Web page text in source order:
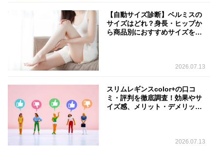
【自動サイズ診断】ベルミスの
サイズはどれ？身長・ヒップか
ら商品別におすすめサイズを判
2026.07.13
スリムレギンスcolor+の口コ
ミ・評判を徹底調査！効果やサ
イズ感、メリット・デメリット
2026.07.13